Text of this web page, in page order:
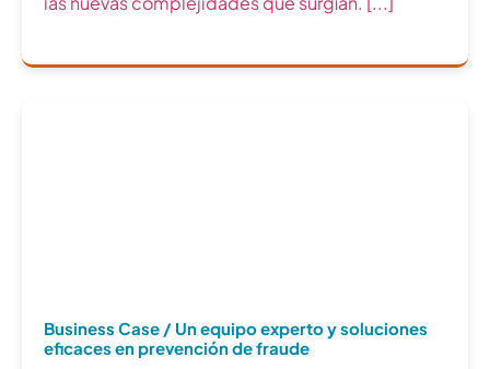
Business Case / Un equipo experto y soluciones
eficaces en prevención de fraude